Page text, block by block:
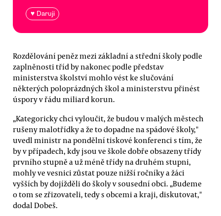
♥ Daruji
Rozdělování peněz mezi základní a střední školy podle
zaplněnosti tříd by nakonec podle představ
ministerstva školství mohlo vést ke slučování
některých poloprázdných škol a ministerstvu přinést
úspory v řádu miliard korun.
„Kategoricky chci vyloučit, že budou v malých městech
rušeny malotřídky a že to dopadne na spádové školy,"
uvedl ministr na pondělní tiskové konferenci s tím, že
by v případech, kdy jsou ve škole dobře obsazeny třídy
prvního stupně a už méně třídy na druhém stupni,
mohly ve vesnici zůstat pouze nižší ročníky a žáci
vyšších by dojížděli do školy v sousední obci. „Budeme
o tom se zřizovateli, tedy s obcemi a kraji, diskutovat,"
dodal Dobeš.